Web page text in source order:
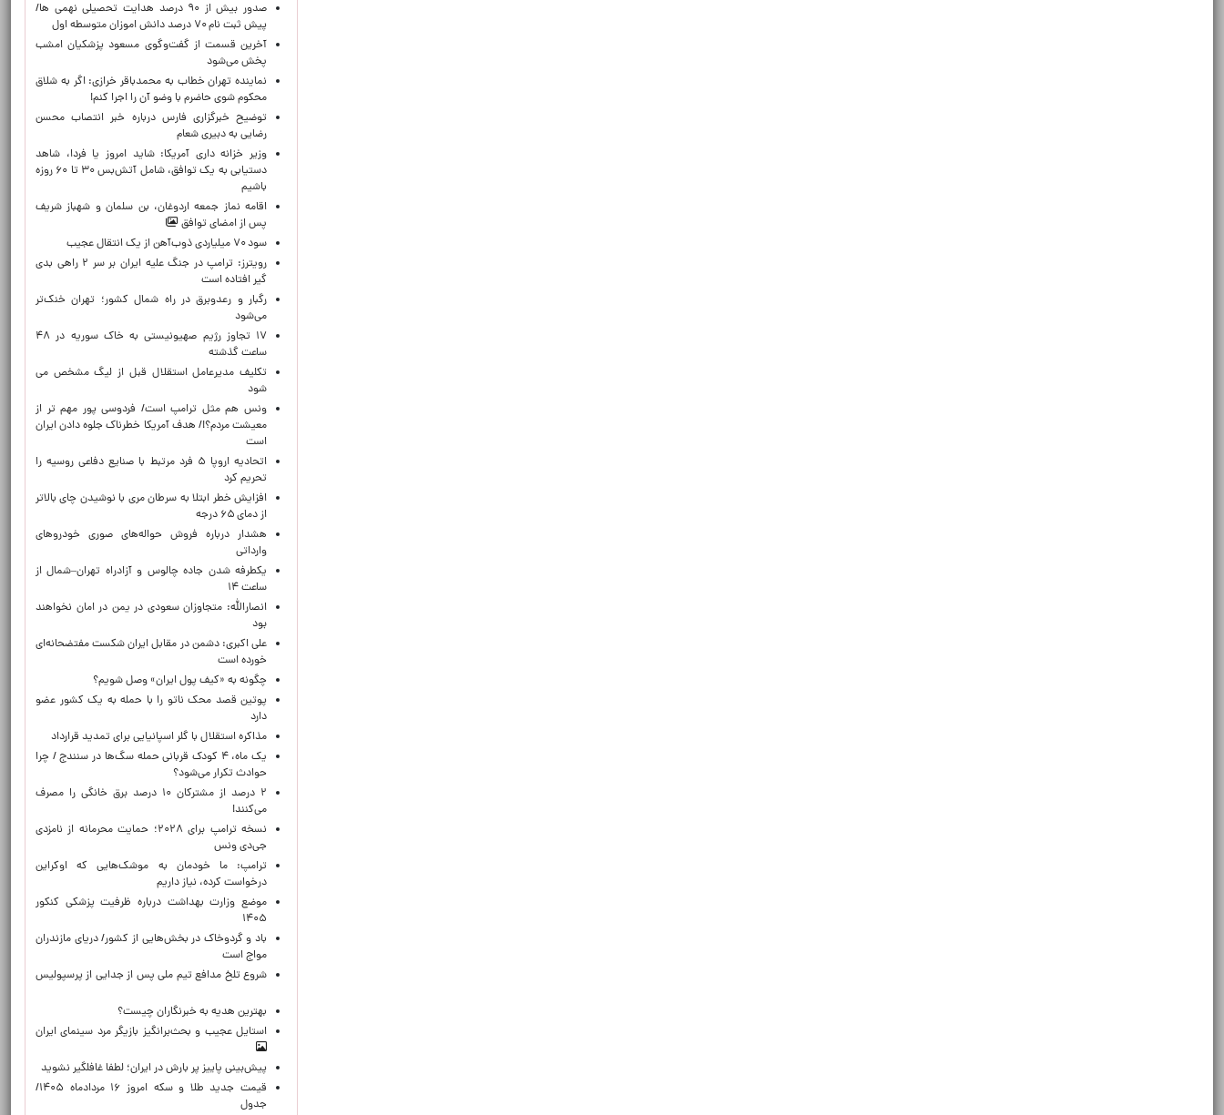
صدور بیش از ۹۰ درصد هدایت تحصیلی نهمی ها/
پیش ثبت نام ۷۰ درصد دانش اموزان متوسطه اول
آخرین قسمت از گفت‌وگوی مسعود پزشکیان امشب
پخش می‌شود
نماینده تهران خطاب به محمدباقر خرازی: اگر به شلاق
محکوم شوی حاضرم با وضو آن را اجرا کنم!
توضیح خبرگزاری فارس درباره خبر انتصاب محسن
رضایی به دبیری شعام
وزیر خزانه داری آمریکا: شاید امروز یا فردا، شاهد
دستیابی به یک توافق، شامل آتش‌بس ۳۰ تا ۶۰ روزه
باشیم
اقامه نماز جمعه اردوغان، بن ‌سلمان و شهباز شریف
پس از امضای توافق
سود ۷۰ میلیاردی ذوب‌آهن از یک انتقال عجیب
رویترز: ترامپ در جنگ علیه ایران بر سر ۲ راهی بدی
گیر افتاده است
رگبار و رعدوبرق در راه شمال کشور؛ تهران خنک‌تر
می‌شود
۱۷ تجاوز رژیم صهیونیستی به خاک سوریه در ۴۸
ساعت گذشته
تکلیف مدیرعامل استقلال قبل از لیگ مشخص می
شود
ونس هم مثل ترامپ است/ فردوسی پور مهم تر از
معیشت مردم؟!/ هدف آمریکا خطرناک جلوه دادن ایران
است
اتحادیه اروپا ۵ فرد مرتبط با صنایع دفاعی روسیه را
تحریم کرد
افزایش خطر ابتلا به سرطان مری با نوشیدن چای بالاتر
از دمای ۶۵ درجه
هشدار درباره فروش حواله‌های صوری خودروهای
وارداتی
یکطرفه شدن جاده چالوس و آزادراه تهران–شمال از
ساعت ۱۴
انصارالله: متجاوزان سعودی در یمن در امان نخواهند
بود
علی اکبری: دشمن در مقابل ایران شکست مفتضحانه‌ای
خورده است
چگونه به «کیف پول ایران» وصل شویم؟
پوتین قصد محک ناتو را با حمله به یک کشور عضو
دارد
مذاکره استقلال با گلر اسپانیایی برای تمدید قرارداد
یک ماه، ۴ کودک قربانی حمله سگ‌ها در سنندج / چرا
حوادث تکرار می‌شود؟
۲ درصد از مشترکان ۱۰ درصد برق خانگی را مصرف
می‌کنند!
نسخه ترامپ برای ۲۰۲۸؛ حمایت محرمانه از نامزدی
جی‌دی ونس
ترامپ: ما خودمان به موشک‌هایی که اوکراین
درخواست کرده، نیاز داریم
موضع وزارت بهداشت درباره ظرفیت پزشکی کنکور
۱۴۰۵
باد و گردوخاک در بخش‌هایی از کشور/ دریای مازندران
مواج است
شروع تلخ مدافع تیم ملی پس از جدایی از پرسپولیس
بهترین هدیه به خبرنگاران چیست؟
استایل عجیب و بحث‌برانگیز بازیگر مرد سینمای ایران
پیش‌بینی پاییز پر بارش در ایران؛ لطفا غافلگیر نشوید
قیمت جدید طلا و سکه امروز ۱۶ مردادماه ۱۴۰۵/
جدول